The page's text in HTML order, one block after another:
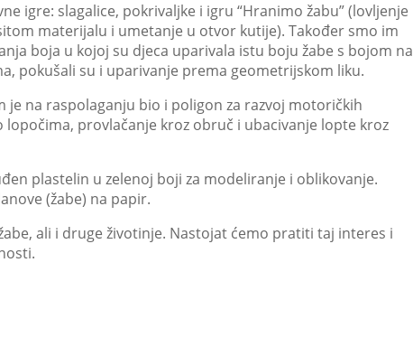
igre: slagalice, pokrivaljke i igru “Hranimo žabu” (lovljenje
materijalu i umetanje u otvor kutije). Također smo im
boja u kojoj su djeca uparivala istu boju žabe s bojom na
pokušali su i uparivanje prema geometrijskom liku.
je na raspolaganju bio i poligon za razvoj motoričkih
provlačanje kroz obruč i ubacivanje lopte kroz
plastelin u zelenoj boji za modeliranje i oblikovanje.
(žabe) na papir.
ali i druge životinje. Nastojat ćemo pratiti taj interes i